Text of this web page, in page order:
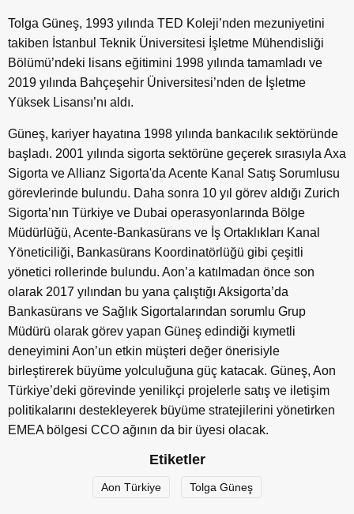
Tolga Güneş, 1993 yılında TED Koleji’nden mezuniyetini
takiben İstanbul Teknik Üniversitesi İşletme Mühendisliği
Bölümü’ndeki lisans eğitimini 1998 yılında tamamladı ve
2019 yılında Bahçeşehir Üniversitesi’nden de İşletme
Yüksek Lisansı’nı aldı.
Güneş, kariyer hayatına 1998 yılında bankacılık sektöründe
başladı. 2001 yılında sigorta sektörüne geçerek sırasıyla Axa
Sigorta ve Allianz Sigorta'da Acente Kanal Satış Sorumlusu
görevlerinde bulundu. Daha sonra 10 yıl görev aldığı Zurich
Sigorta’nın Türkiye ve Dubai operasyonlarında Bölge
Müdürlüğü, Acente-Bankasürans ve İş Ortaklıkları Kanal
Yöneticiliği, Bankasürans Koordinatörlüğü gibi çeşitli
yönetici rollerinde bulundu. Aon’a katılmadan önce son
olarak 2017 yılından bu yana çalıştığı Aksigorta’da
Bankasürans ve Sağlık Sigortalarından sorumlu Grup
Müdürü olarak görev yapan Güneş edindiği kıymetli
deneyimini Aon’un etkin müşteri değer önerisiyle
birleştirerek büyüme yolculuğuna güç katacak. Güneş, Aon
Türkiye’deki görevinde yenilikçi projelerle satış ve iletişim
politikalarını destekleyerek büyüme stratejilerini yönetirken
EMEA bölgesi CCO ağının da bir üyesi olacak.
Etiketler
Aon Türkiye Tolga Güneş